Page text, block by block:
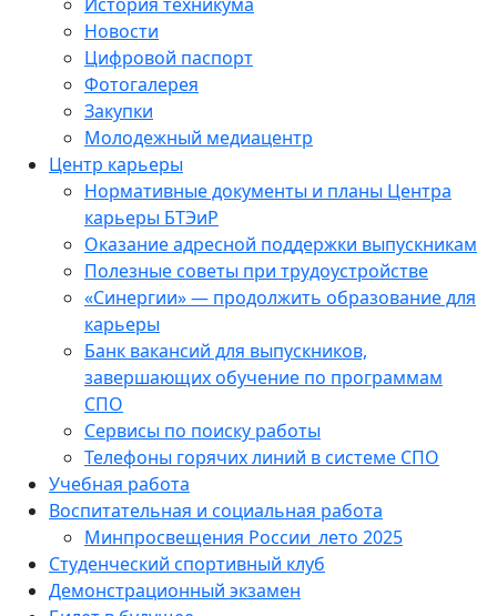
Новости
Цифровой паспорт
Фотогалерея
Закупки
Молодежный медиацентр
Центр карьеры
Нормативные документы и планы Центра
карьеры БТЭиР
Оказание адресной поддержки выпускникам
Полезные советы при трудоустройстве
«Синергии» — продолжить образование для
карьеры
Банк вакансий для выпускников,
завершающих обучение по программам
СПО
Сервисы по поиску работы
Телефоны горячих линий в системе СПО
Учебная работа
Воспитательная и социальная работа
Минпросвещения России_лето 2025
Студенческий спортивный клуб
Демонстрационный экзамен